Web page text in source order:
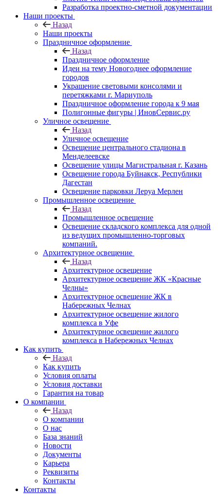
Разработка проектно-сметной документации
Наши проекты
Назад
Наши проекты
Праздничное оформление
Назад
Праздничное оформление
Идеи на тему Новогоднее оформление
городов
Украшение световыми консолями и
перетяжками г. Мариуполь
Праздничное оформление города к 9 мая
Полигонные фигуры | ИновСервис.ру
Уличное освещение
Назад
Уличное освещение
Освещение центрального стадиона в
Менделеевске
Освещение улицы Магистральная г. Казань
Освещение города Буйнакск, Республики
Дагестан
Освещение парковки Леруа Мерлен
Промышленное освещение
Назад
Промышленное освещение
Освещение складского комплекса для одной
из ведущих промышленно-торговых
компаний.
Архитектурное освещение
Назад
Архитектурное освещение
Архитектурное освещение ЖК «Красные
Челны»
Архитектурное освещение ЖК в
Набережных Челнах
Архитектурное освещение жилого
комплекса в Уфе
Архитектурное освещение жилого
комплекса в Набережных Челнах
Как купить
Назад
Как купить
Условия оплаты
Условия доставки
Гарантия на товар
О компании
Назад
О компании
О нас
База знаний
Новости
Документы
Карьера
Реквизиты
Контакты
Контакты